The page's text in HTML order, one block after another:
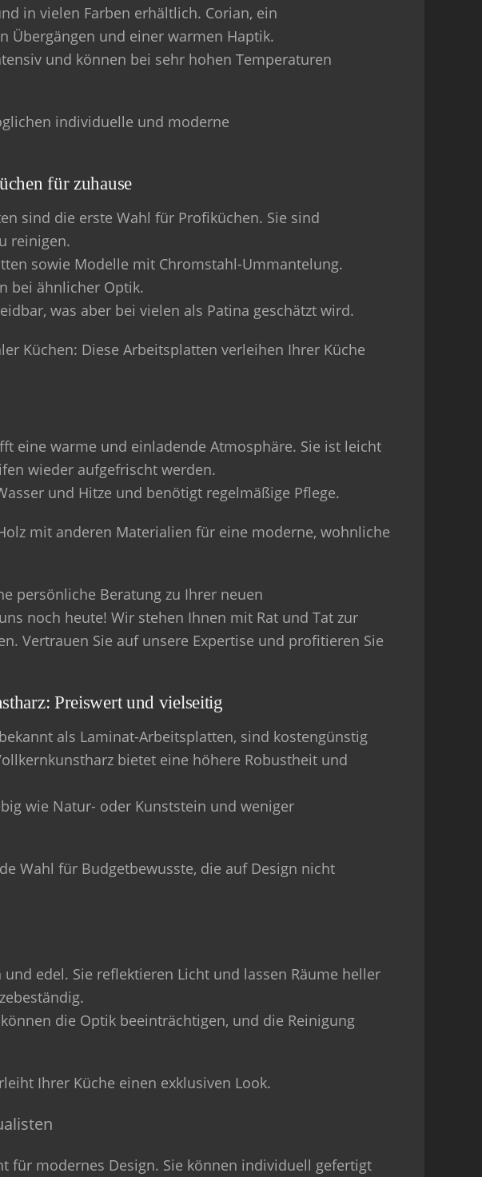
in vielen Farben erhältlich. Corian, ein
Übergängen und einer warmen Haptik.
und können bei sehr hohen Temperaturen
individuelle und moderne
für zuhause
sind die erste Wahl für Profiküchen. Sie sind
reinigen.
sowie Modelle mit Chromstahl-Ummantelung.
bei ähnlicher Optik.
was aber bei vielen als Patina geschätzt wird.
Küchen: Diese Arbeitsplatten verleihen Ihrer Küche
eine warme und einladende Atmosphäre. Sie ist leicht
wieder aufgefrischt werden.
und Hitze und benötigt regelmäßige Pflege.
mit anderen Materialien für eine moderne, wohnliche
persönliche Beratung zu Ihrer neuen
noch heute! Wir stehen Ihnen mit Rat und Tat zur
Vertrauen Sie auf unsere Expertise und profitieren Sie
Preiswert und vielseitig
als Laminat-Arbeitsplatten, sind kostengünstig
bietet eine höhere Robustheit und
wie Natur- oder Kunststein und weniger
Wahl für Budgetbewusste, die auf Design nicht
edel. Sie reflektieren Licht und lassen Räume heller
die Optik beeinträchtigen, und die Reinigung
Ihrer Küche einen exklusiven Look.
für modernes Design. Sie können individuell gefertigt